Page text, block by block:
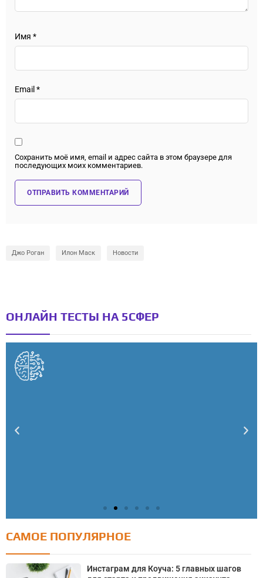
Имя *
Email *
Сохранить моё имя, email и адрес сайта в этом браузере для
последующих моих комментариев.
Джо Роган Илон Маск Новости
ОНЛАЙН ТЕСТЫ НА 5СФЕР
Тест: Как я контролирую свою жизнь?
Онлайн тест на основе шкалы локуса контроля
Джулиана Роттера
САМОЕ ПОПУЛЯРНОЕ
Инстаграм для Коуча: 5 главных шагов